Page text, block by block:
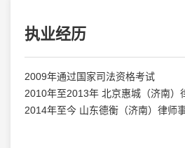
执业经历
2009年通过国家司法资格考试
2010年至2013年 北京惠城（济南）
2014年至今 山东德衡（济南）律师